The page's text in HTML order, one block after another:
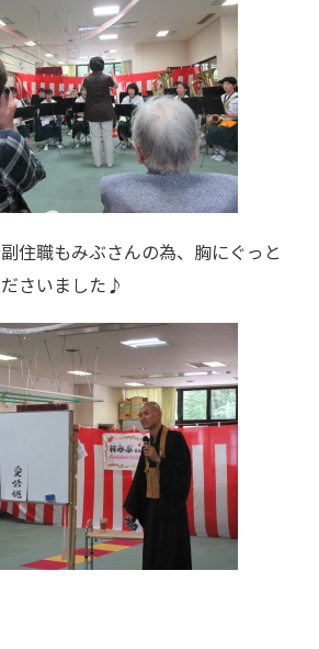
住職もみぶさんの為、胸にぐっと
さいました♪